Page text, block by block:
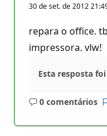
30 de set. de 2012
repara o office.
impressora. vlw!
Esta resposta
0 comentários
Sem